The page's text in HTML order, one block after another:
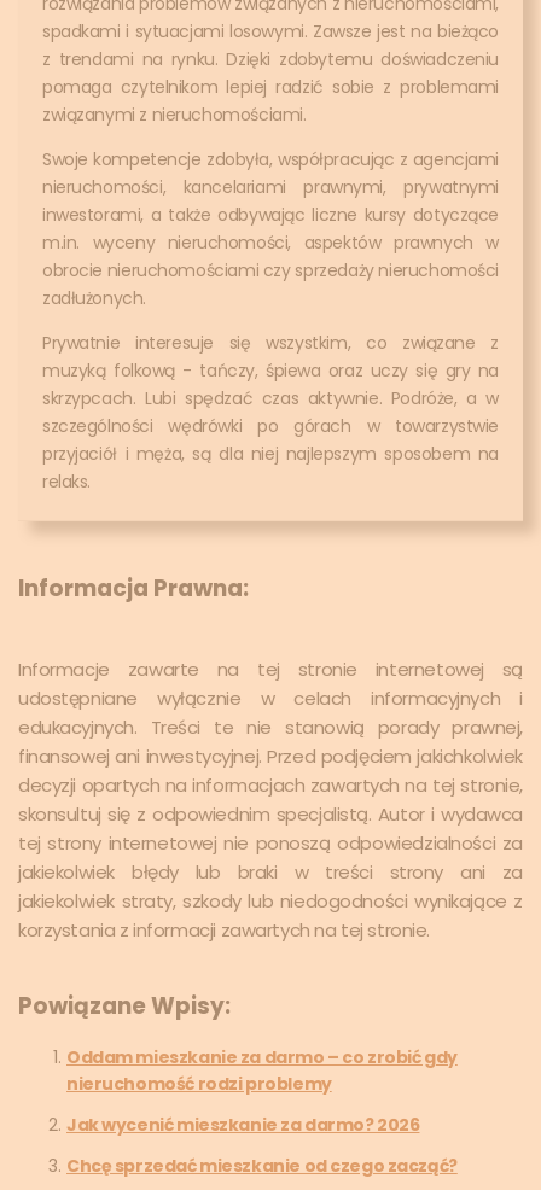
spadkami i sytuacjami losowymi. Zawsze jest na bieżąco
z trendami na rynku. Dzięki zdobytemu doświadczeniu
pomaga czytelnikom lepiej radzić sobie z problemami
związanymi z nieruchomościami.
Swoje kompetencje zdobyła, współpracując z agencjami
nieruchomości, kancelariami prawnymi, prywatnymi
inwestorami, a także odbywając liczne kursy dotyczące
m.in. wyceny nieruchomości, aspektów prawnych w
obrocie nieruchomościami czy sprzedaży nieruchomości
zadłużonych.
Prywatnie interesuje się wszystkim, co związane z
muzyką folkową - tańczy, śpiewa oraz uczy się gry na
skrzypcach. Lubi spędzać czas aktywnie. Podróże, a w
szczególności wędrówki po górach w towarzystwie
przyjaciół i męża, są dla niej najlepszym sposobem na
relaks.
Informacja Prawna:
Informacje zawarte na tej stronie internetowej są
udostępniane wyłącznie w celach informacyjnych i
edukacyjnych. Treści te nie stanowią porady prawnej,
finansowej ani inwestycyjnej. Przed podjęciem jakichkolwiek
decyzji opartych na informacjach zawartych na tej stronie,
skonsultuj się z odpowiednim specjalistą. Autor i wydawca
tej strony internetowej nie ponoszą odpowiedzialności za
jakiekolwiek błędy lub braki w treści strony ani za
jakiekolwiek straty, szkody lub niedogodności wynikające z
korzystania z informacji zawartych na tej stronie.
Powiązane Wpisy:
Oddam mieszkanie za darmo – co zrobić gdy
nieruchomość rodzi problemy
Jak wycenić mieszkanie za darmo? 2026
Chcę sprzedać mieszkanie od czego zacząć?